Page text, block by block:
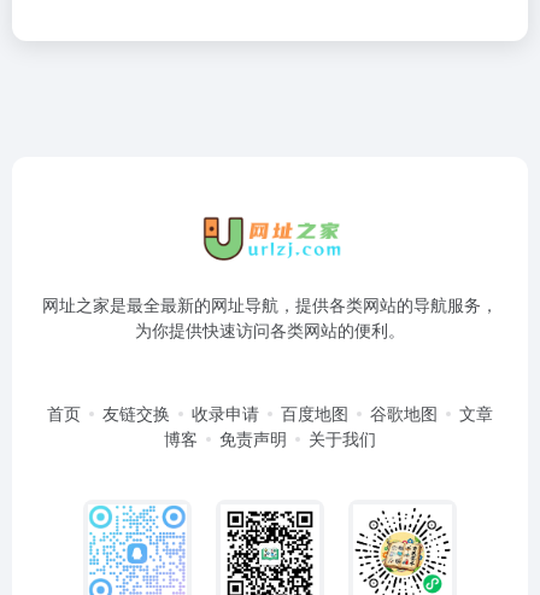
网址之家是最全最新的网址导航，提供各类网站的导航服务，
为你提供快速访问各类网站的便利。
首页 友链交换 收录申请 百度地图 谷歌地图
文章
博客
免责声明 关于我们